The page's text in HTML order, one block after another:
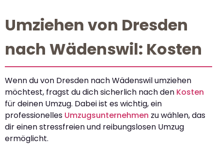
Umziehen von Dresden
nach Wädenswil: Kosten
Wenn du von Dresden nach Wädenswil umziehen
möchtest, fragst du dich sicherlich nach den Kosten
für deinen Umzug. Dabei ist es wichtig, ein
professionelles Umzugsunternehmen zu wählen, das
dir einen stressfreien und reibungslosen Umzug
ermöglicht.